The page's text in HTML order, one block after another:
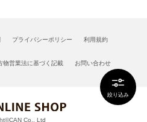
絞り込み
プライバシーポリシー 利用規約
物営業法に基づく記載 お問い合わせ
Co., Ltd